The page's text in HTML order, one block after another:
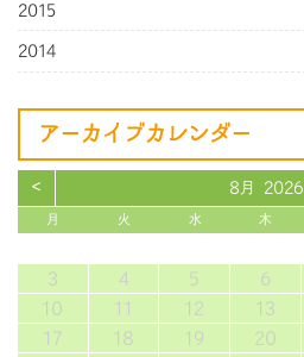
2015
2014
アーカイブカレンダー
< 8月 2026
月 火 水 木
3
4 5 6
10
11 12 13
17
18 19 20